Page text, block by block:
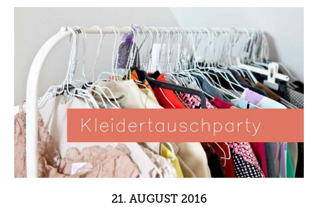
21. AUGUST 2016